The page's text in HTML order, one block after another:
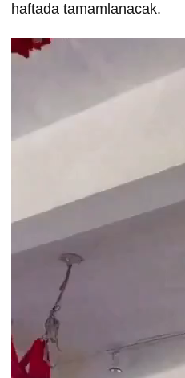
haftada tamamlanacak.